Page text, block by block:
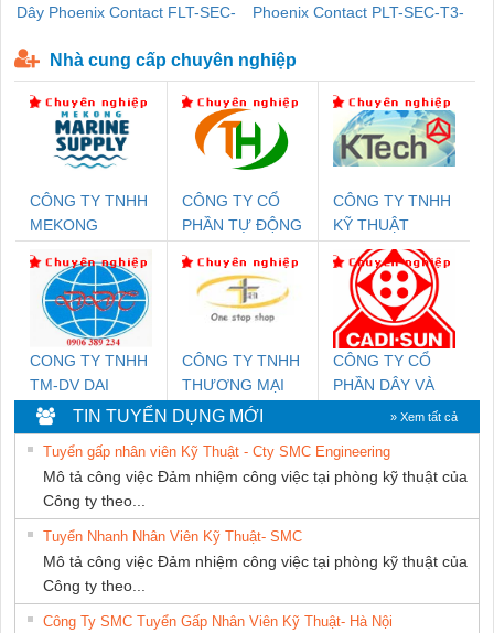
Dây Phoenix Contact FLT-SEC-
Phoenix Contact PLT-SEC-T3-
Nhà cung cấp chuyên nghiệp
CÔNG TY TNHH
MEKONG
CÔNG TY CỔ
PHẦN TỰ ĐỘNG
CÔNG TY TNHH
KỸ THUẬT
KTECH VIỆT
NAM
CONG TY TNHH
TM-DV DAI
DONG THANH
CÔNG TY TNHH
THƯƠNG MẠI
THIÊN ÂN VIỆT
NAM
CÔNG TY CỔ
PHẦN DÂY VÀ
CÁP ĐIỆN
THƯỢNG ĐÌNH
TIN TUYỂN DỤNG MỚI » Xem tất cả
Tuyển gấp nhân viên Kỹ Thuật - Cty SMC Engineering
Mô tả công việc Đảm nhiệm công việc tại phòng kỹ thuật của
Công ty theo...
Tuyển Nhanh Nhân Viên Kỹ Thuật- SMC
Mô tả công việc Đảm nhiệm công việc tại phòng kỹ thuật của
Công ty theo...
Công Ty SMC Tuyển Gấp Nhân Viên Kỹ Thuật- Hà Nội